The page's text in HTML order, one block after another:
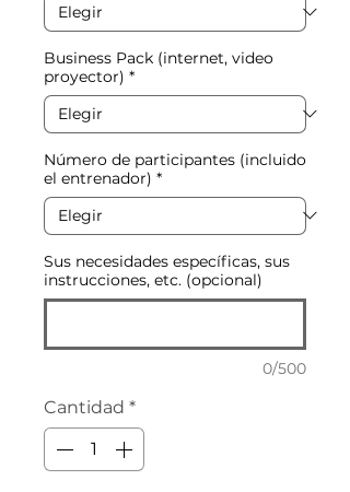
Business Pack (internet, video
proyector) *
Número de participantes (incluido
el entrenador) *
Sus necesidades específicas, sus
instrucciones, etc. (opcional)
0/500
Cantidad *